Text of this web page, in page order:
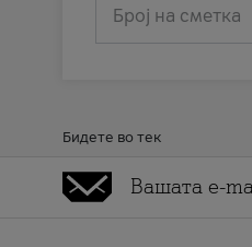
Број на сметка
Бидете во тек